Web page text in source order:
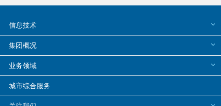
信息技术
集团概况
业务领域
城市综合服务